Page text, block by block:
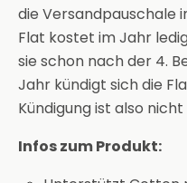
die Versandpauschale
Flat kostet im Jahr
sie schon nach der 4.
Jahr kündigt sich die
Kündigung ist also
Infos zum Produkt: